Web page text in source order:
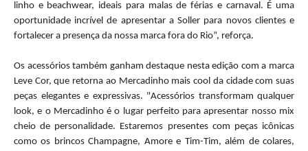
linho e beachwear, ideais para malas de férias e carnaval. É uma
oportunidade incrível de apresentar a Soller para novos clientes e
fortalecer a presença da nossa marca fora do Rio”, reforça.
Os acessórios também ganham destaque nesta edição com a marca
Leve Cor, que retorna ao Mercadinhomais cool da cidade com suas
peças elegantes e expressivas. "Acessórios transformam qualquer
look, e o Mercadinhoé o lugar perfeito para apresentar nosso mix
cheio de personalidade. Estaremos presentes com peças icônicas
como os brincos Champagne, Amore e Tim-Tim, além de colares,